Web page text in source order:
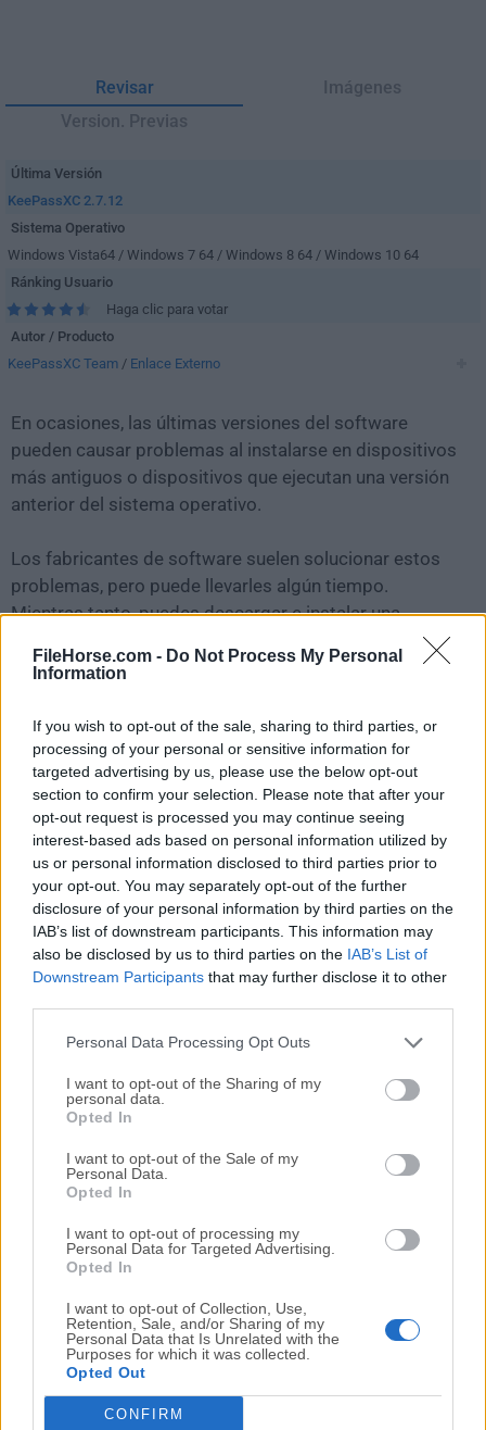
FileHorse.com - Do Not Process My Personal
Information
If you wish to opt-out of the sale, sharing to third parties, or
processing of your personal or sensitive information for
targeted advertising by us, please use the below opt-out
section to confirm your selection. Please note that after your
opt-out request is processed you may continue seeing
interest-based ads based on personal information utilized by
us or personal information disclosed to third parties prior to
your opt-out. You may separately opt-out of the further
disclosure of your personal information by third parties on the
IAB’s list of downstream participants. This information may
also be disclosed by us to third parties on the IAB’s List of
Downstream Participants that may further disclose it to other
Personal Data Processing Opt Outs
I want to opt-out of the Sharing of my
personal data.
Opted In
I want to opt-out of the Sale of my
Personal Data.
Opted In
I want to opt-out of processing my
Personal Data for Targeted Advertising.
Opted In
I want to opt-out of Collection, Use,
Retention, Sale, and/or Sharing of my
Personal Data that Is Unrelated with the
Purposes for which it was collected.
Opted Out
CONFIRM
Revisar
Imágenes
Version. Previas
Última Versión
KeePassXC 2.7.12
Sistema Operativo
Windows Vista64 / Windows 7 64 / Windows 8 64 / Windows 10 64
Ránking Usuario
Haga clic para votar
Autor / Producto
KeePassXC Team / Enlace Externo
En ocasiones, las últimas versiones del software
pueden causar problemas al instalarse en dispositivos
más antiguos o dispositivos que ejecutan una versión
anterior del sistema operativo.
Los fabricantes de software suelen solucionar estos
problemas, pero puede llevarles algún tiempo.
Mientras tanto, puedes descargar e instalar una
reciente de KeePassXCo leer nuestra reseña,
simplemente hazclic aquí .
Todas las versiones antiguas distribuidas en nuestro
sitio web son completamente libres de virus y están
disponibles para su descarga sin costo alguno.
Nos encantaría saber de ti
Si tienes alguna pregunta o idea que desees compartir
Descargar KeePassXC 2.4.3 (64-bit)
¿Por qué se publica esta aplicación en Filehorse? (